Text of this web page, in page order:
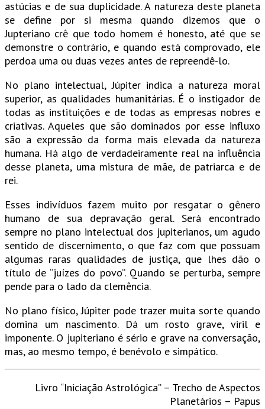
astúcias e de sua duplicidade. A natureza deste planeta
se define por si mesma quando dizemos que o
Jupteriano crê que todo homem é honesto, até que se
demonstre o contrário, e quando está comprovado, ele
perdoa uma ou duas vezes antes de repreendê-lo.
No plano intelectual, Júpiter indica a natureza moral
superior, as qualidades humanitárias. É o instigador de
todas as instituições e de todas as empresas nobres e
criativas. Aqueles que são dominados por esse influxo
são a expressão da forma mais elevada da natureza
humana. Há algo de verdadeiramente real na influência
desse planeta, uma mistura de mãe, de patriarca e de
rei.
Esses indivíduos fazem muito por resgatar o gênero
humano de sua depravação geral. Será encontrado
sempre no plano intelectual dos jupiterianos, um agudo
sentido de discernimento, o que faz com que possuam
algumas raras qualidades de justiça, que lhes dão o
título de “juízes do povo”. Quando se perturba, sempre
pende para o lado da clemência.
No plano físico, Júpiter pode trazer muita sorte quando
domina um nascimento. Dá um rosto grave, viril e
imponente. O jupiteriano é sério e grave na conversação,
mas, ao mesmo tempo, é benévolo e simpático.
Livro “Iniciação Astrológica” – Trecho de Aspectos
Planetários – Papus